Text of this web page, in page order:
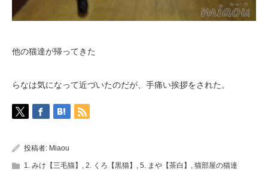
他の猫達が帰ってきた
らなは気になって近づいたのだが、手痛い挨拶をされた。
投稿者: Miaou
1. みけ【三毛猫】 2. くろ【黒猫】 5. まや【茶白】 猫部屋の猫達